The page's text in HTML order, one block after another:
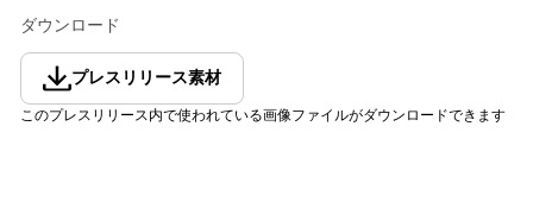
ダウンロード
プレスリリース素材
このプレスリリース内で使われている画像ファイルがダウンロードできます